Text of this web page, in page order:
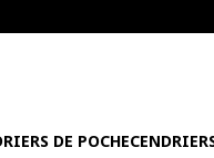
DE POCHE